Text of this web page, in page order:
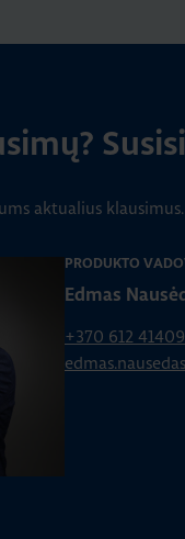
aktualius klausimus.
PRODUKTO
Edmas
+370 612 41409